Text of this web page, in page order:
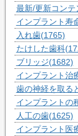
最新/更新コンテ
インプラント寿
入れ歯(1765)
たけした歯科
ブリッジ(1682)
インプラント治
歯の神経を取る
インプラントの
人工の歯(1625)
インプラント医